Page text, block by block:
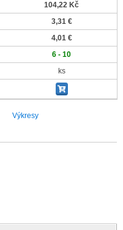
104,22 Kč
3,31 €
4,01 €
6 - 10
ks
Výkresy